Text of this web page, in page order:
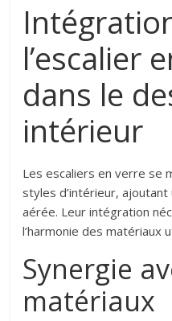
l’escalier
dans le
intérieur
Les escaliers en verre se
styles d’intérieur,
aérée. Leur intégration
l’harmonie des matériaux
Synergie
matériaux